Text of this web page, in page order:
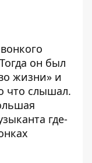
он был
жизни» и
что слышал.
где-